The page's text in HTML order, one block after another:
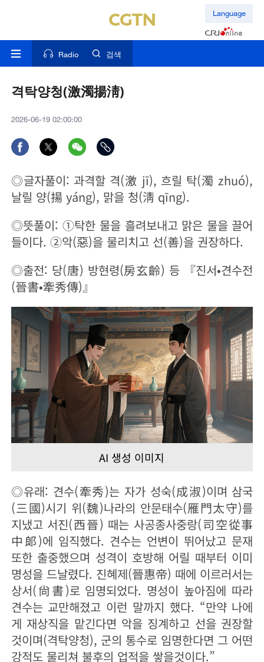
Language
Radio 검색
격탁양청(激濁揚淸)
2026-06-19 02:00:00
◎글자풀이: 과격할 격(激 jī), 흐릴 탁(濁 zhuó),
날릴 양(揚 yáng), 맑을 청(淸 qīng).
◎뜻풀이: ①탁한 물을 흘려보내고 맑은 물을 끌어
들이다. ②악(惡)을 물리치고 선(善)을 권장하다.
◎출전: 당(唐) 방현령(房玄齡) 등 『진서•견수전
(晉書•牽秀傳)』
AI 생성 이미지
◎유래: 견수(牽秀)는 자가 성숙(成淑)이며 삼국
(三國)시기 위(魏)나라의 안문태수(雁門太守)를
지냈고 서진(西晉) 때는 사공종사중랑(司空從事
中郞)에 임직했다. 견수는 언변이 뛰어났고 문재
또한 출중했으며 성격이 호방해 어릴 때부터 이미
명성을 드날렸다. 진혜제(晉惠帝) 때에 이르러서는
상서(尙書)로 임명되었다. 명성이 높아짐에 따라
견수는 교만해졌고 이런 말까지 했다. “만약 나에
게 재상직을 맡긴다면 악을 징계하고 선을 권장할
것이며(격탁양청), 군의 통수로 임명한다면 그 어떤
강적도 물리쳐 불후의 업적을 쌓을것이다.”